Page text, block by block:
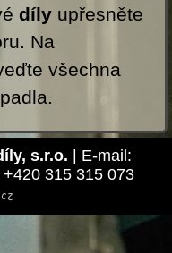
díly upřesněte
Na
všechna
s.r.o. | E-mail:
315 315 073